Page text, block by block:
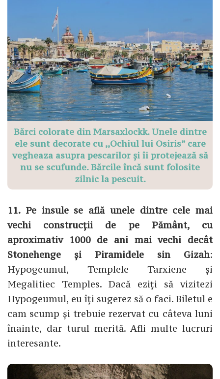
Bărci colorate din Marsaxlockk. Unele dintre
ele sunt decorate cu ,,Ochiul lui Osiris” care
vegheaza asupra pescarilor și îi protejează să
nu se scufunde. Bărcile încă sunt folosite
zilnic la pescuit.
11. Pe insule se află unele dintre cele mai
vechi construcții de pe Pământ, cu
aproximativ 1000 de ani mai vechi decât
Stonehenge și Piramidele sin Gizah:
Hypogeumul, Templele Tarxiene și
Megalitiec Temples. Dacă eziți să vizitezi
Hypogeumul, eu îți sugerez să o faci. Biletul e
cam scump și trebuie rezervat cu câteva luni
înainte, dar turul merită. Afli multe lucruri
interesante.